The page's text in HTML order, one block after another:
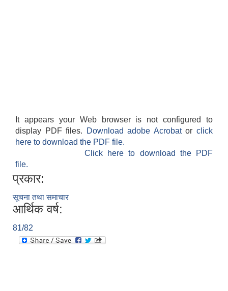
It appears your Web browser is not configured to
display PDF files.
Download adobe Acrobatorclick
here to download the PDF file.
Click here to download the PDF
file.
प्रकार:
सूचना तथा समाचार
आर्थिक वर्ष:
81/82